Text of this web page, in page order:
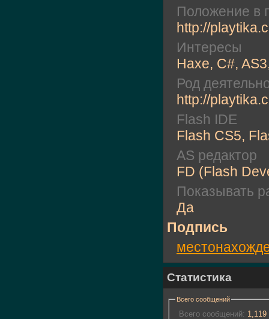
Положение в
http://
Интересы
Haxe, C#,
Род
http://
Flash IDE
Flash CS5,
AS редактор
FD (Flash
Показывать
Да
Подпись
Статистика
Всего сообщений
Всего сообщений: 1,119